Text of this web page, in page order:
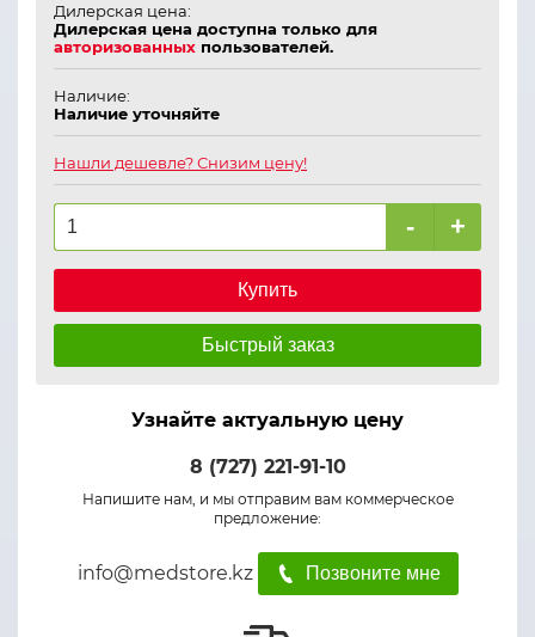
Дилерская цена:
Дилерская цена доступна только для
авторизованных пользователей.
Наличие:
Наличие уточняйте
Нашли дешевле? Снизим цену!
- +
Купить
Быстрый заказ
Узнайте актуальную цену
8 (727) 221-91-10
Напишите нам, и мы отправим вам коммерческое
предложение:
info@medstore.kz Позвоните мне